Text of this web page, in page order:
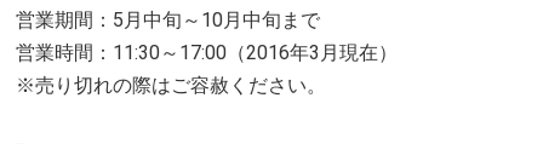
営業期間：5月中旬～10月中旬まで
営業時間：11:30～17:00（2016年3月現在）
※売り切れの際はご容赦ください。